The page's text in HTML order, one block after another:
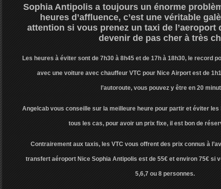
Sophia Antipolis a toujours un énorme
heures d’affluence, c’est une véritable
attention si vous prenez un taxi de l’aeroport
devenir de pas cher à très
Les heures à éviter sont de 7h30 à 8h45 et de 17h à 18h30, le record
avec une voiture avec chauffeur VTC pour Nice Airport est de
l’autoroute, vous pouvez y être en 20
Angelcab vous conseille sur la meilleure heure pour partir et éviter les
tous les cas, pour avoir un prix fixe, il est bon de
Contrairement aux taxis, les VTC vous offrent des prix connus à
transfert aéroport Nice Sophia Antipolis est de 55€ et environ 75€ si
5,6,7 ou 8 personnes.